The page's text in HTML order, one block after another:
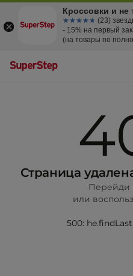
Страница
Перейди
или
500:
Кроссовки и не
☆☆☆☆☆
★★★★★ (23)
- 15% на первый
(на товары по